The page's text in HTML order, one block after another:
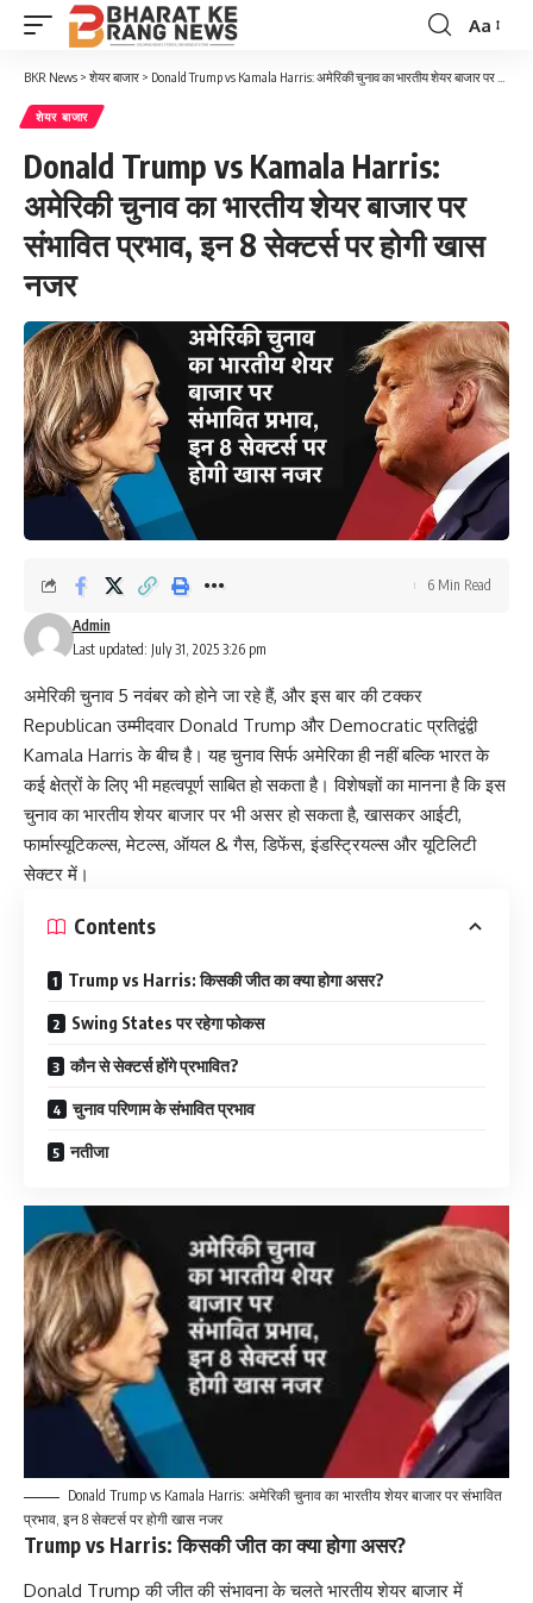
Font
Aa
BKR News > शेयर बाजार > Donald Trump vs Kamala Harris: अमेरिकी चुनाव का भारतीय शेयर बाजार पर संभावित प्रभाव, इन 8 सेक्टर्स पर होगी खास नजर
शेयर बाजार
Donald Trump vs Kamala Harris:
अमेरिकी चुनाव का भारतीय शेयर बाजार पर
संभावित प्रभाव, इन 8 सेक्टर्स पर होगी खास
नजर
Last updated: July 31, 2025 3:26 pm
Admin
6 Min Read
अमेरिकी चुनाव 5 नवंबर को होने जा रहे हैं, और इस बार की टक्कर
Republican उम्मीदवार Donald Trump और Democratic प्रतिद्वंद्वी
Kamala Harris के बीच है। यह चुनाव सिर्फ अमेरिका ही नहीं बल्कि भारत के
कई क्षेत्रों के लिए भी महत्वपूर्ण साबित हो सकता है। विशेषज्ञों का मानना है कि इस
चुनाव का भारतीय शेयर बाजार पर भी असर हो सकता है, खासकर आईटी,
फार्मास्यूटिकल्स, मेटल्स, ऑयल & गैस, डिफेंस, इंडस्ट्रियल्स और यूटिलिटी
सेक्टर में।
Contents
Trump vs Harris: किसकी जीत का क्या होगा असर?
Swing States पर रहेगा फोकस
कौन से सेक्टर्स होंगे प्रभावित?
चुनाव परिणाम के संभावित प्रभाव
नतीजा
Donald Trump vs Kamala Harris: अमेरिकी चुनाव का भारतीय शेयर बाजार पर संभावित
प्रभाव, इन 8 सेक्टर्स पर होगी खास नजर
Trump vs Harris: किसकी जीत का क्या होगा असर?
Donald Trump की जीत की संभावना के चलते भारतीय शेयर बाजार में